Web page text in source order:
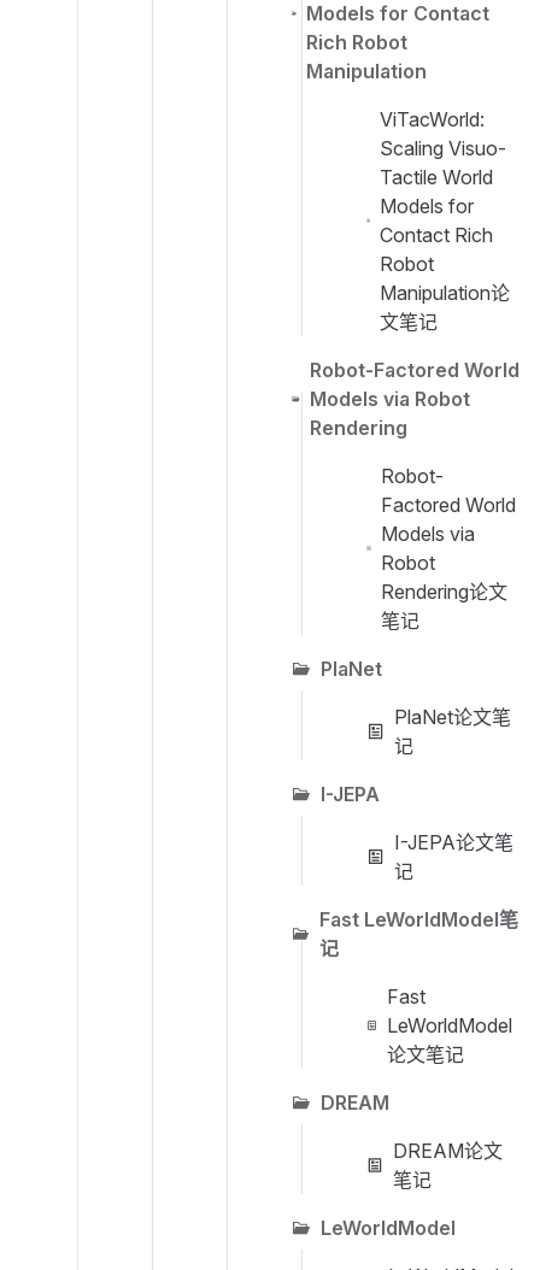
Models for Contact
Rich Robot
Manipulation
ViTacWorld:
Scaling Visuo-
Tactile World
Models for
Contact Rich
Robot
Manipulation论
文笔记
Robot-Factored World
Models via Robot
Rendering
Robot-
Factored World
Models via
Robot
Rendering论文
笔记
PlaNet
PlaNet论文笔
记
I-JEPA
I-JEPA论文笔
记
Fast LeWorldModel笔
记
Fast
LeWorldModel
论文笔记
DREAM
DREAM论文
笔记
LeWorldModel